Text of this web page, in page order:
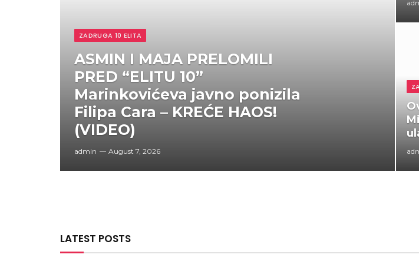
ZADRUGA 10 ELITA
ASMIN I MAJA PRELOMILI
PRED “ELITU 10”
Marinkovićeva javno ponizila
Filipa Cara – KREĆE HAOS!
(VIDEO)
admin August 7, 2026
LATEST POSTS